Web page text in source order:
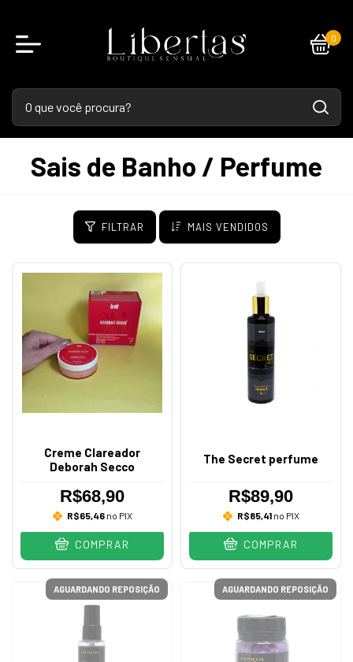
0
Sais de Banho / Perfume
FILTRAR MAIS VENDIDOS
Creme Clareador
Deborah Secco
R$68,90
R$65,46no PIX
COMPRAR
The Secret perfume
R$89,90
R$85,41no PIX
COMPRAR
AGUARDANDO REPOSIÇÃO AGUARDANDO REPOSIÇÃO